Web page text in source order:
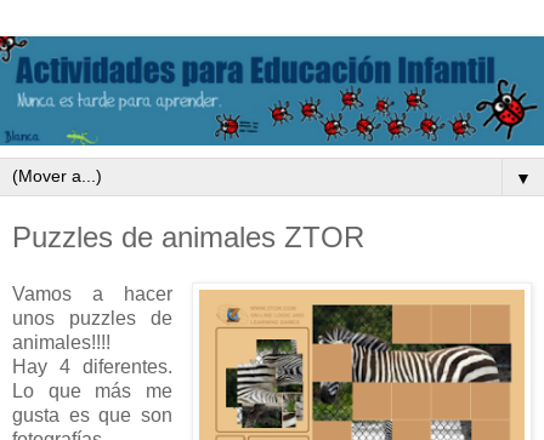
▼
Puzzles de animales ZTOR
Vamos a hacer
unos puzzles de
animales!!!!
Hay 4 diferentes.
Lo que más me
gusta es que son